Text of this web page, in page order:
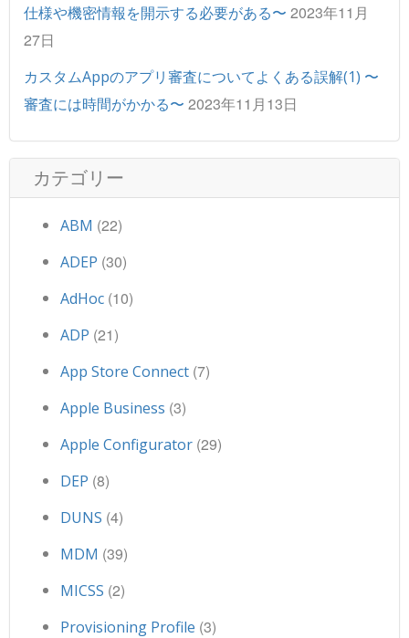
仕様や機密情報を開示する必要がある〜 2023年11月
27日
カスタムAppのアプリ審査についてよくある誤解(1) 〜
審査には時間がかかる〜 2023年11月13日
カテゴリー
ABM (22)
ADEP (30)
AdHoc (10)
ADP (21)
App Store Connect (7)
Apple Business (3)
Apple Configurator (29)
DEP (8)
DUNS (4)
MDM (39)
MICSS (2)
Provisioning Profile (3)